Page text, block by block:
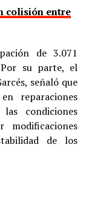
colisión entre
de 3.071
Por su parte, el
señaló que
reparaciones
condiciones
de los